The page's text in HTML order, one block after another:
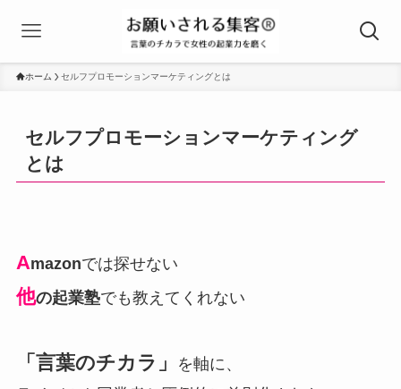
ホーム セルフプロモーションマーケティングとは
セルフプロモーションマーケティング
とは
Amazonでは探せない
他の起業塾でも教えてくれない
「言葉のチカラ」
を軸に、